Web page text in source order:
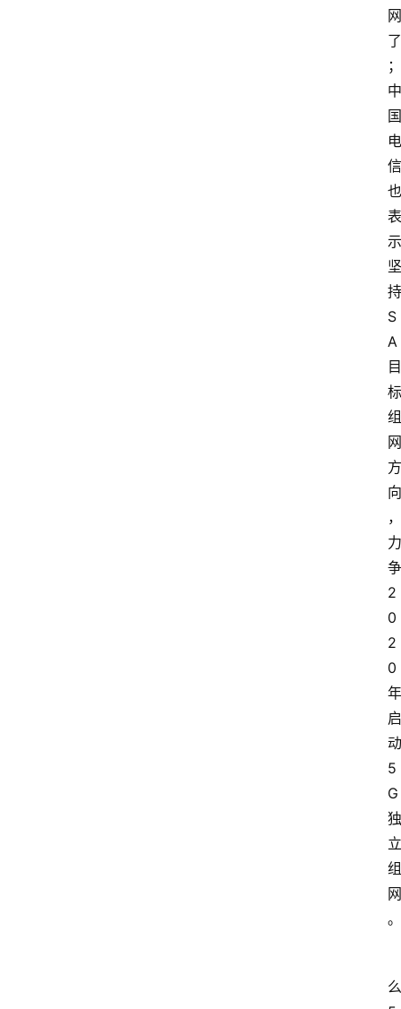
网
了
；
中
国
电
信
也
表
示
坚
持
S
A
目
标
组
网
方
向
，
力
争
2
0
2
0
年
启
动
5
G
独
立
组
网
。
么